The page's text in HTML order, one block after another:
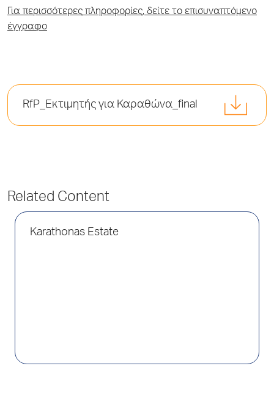
Για περισσότερες πληροφορίες, δείτε το επισυναπτόμενο
έγγραφο
RfP_Εκτιμητής για Καραθώνα_final
Related Content
Karathonas Estate